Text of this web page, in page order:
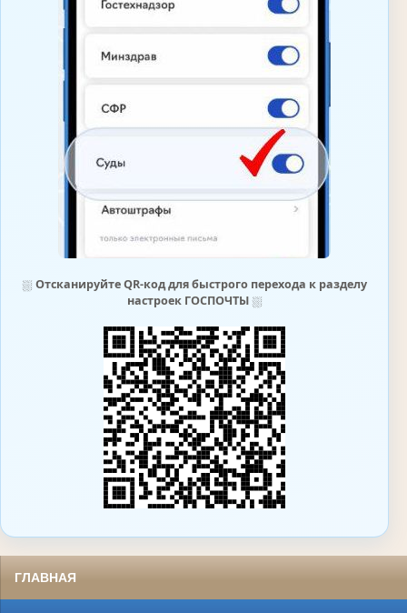
⛆ Отсканируйте QR-код для быстрого перехода к разделу
настроек ГОСПОЧТЫ⛆
ГЛАВНАЯ